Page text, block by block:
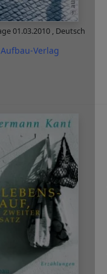
01.03.2010 , Deutsch
Aufbau-Verlag